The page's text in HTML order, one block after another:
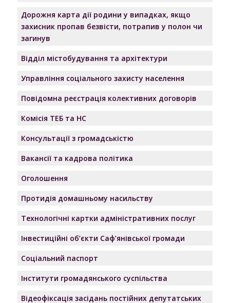
Дорожня карта дії родини у випадках, якщо
захисник пропав безвісти, потрапив у полон чи
загинув
Відділ містобудування та архітектури
Управління соціального захисту населення
Повідомна реєстрація колективних договорів
Комісія ТЕБ та НС
Консультації з громадськістю
Вакансії та кадрова політика
Оголошення
Протидія домашньому насильству
Технологічні картки адміністративних послуг
Інвестиційні об’єкти Саф’янівської громади
Соціальний паспорт
Інститути громадянського суспільства
Відеофіксація засідань постійних депутатських